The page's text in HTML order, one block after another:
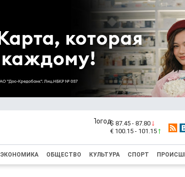
$ 87.45 - 87.80
€ 100.15 - 101.15
ЭКОНОМИКА ОБЩЕСТВО КУЛЬТУРА СПОРТ